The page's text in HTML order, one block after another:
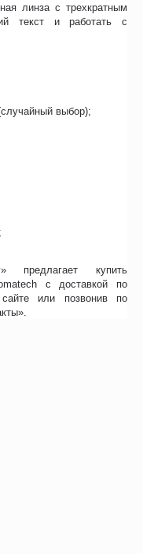
линза с трехкратным
текст и работать с
выбор);
предлагает купить
с доставкой по
или позвонив по